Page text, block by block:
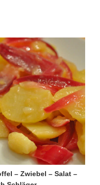
– Zwiebel – Salat –